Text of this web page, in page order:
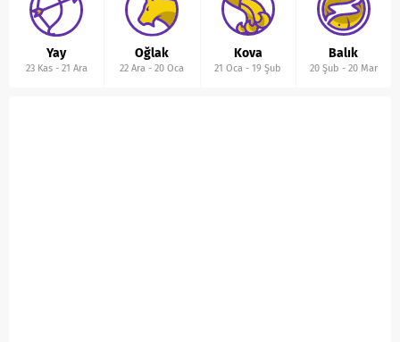
Yay
23 Kas- 21 Ara
Oğlak
22 Ara -20 Oca
Kova
21 Oca -19 Şub
Balık
20 Şub - 20 Mar